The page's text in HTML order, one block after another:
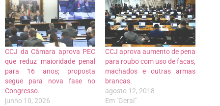
CCJ da Câmara aprova PEC
que reduz maioridade penal
para 16 anos; proposta
segue para nova fase no
Congresso.
junho 10, 2026
CCJ aprova aumento de pena
para roubo com uso de facas,
machados e outras armas
brancas.
agosto 12, 2018
Em "Geral"